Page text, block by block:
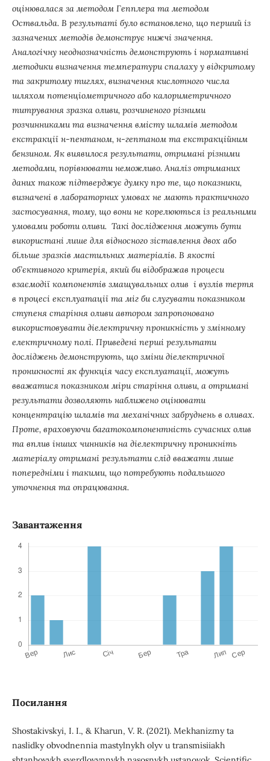
оцінювалася за методом Гепплера та методом
Оствальда. В результаті було встановлено, що перший із
зазначених методів демонструє нижчі значення.
Аналогічну неоднозначність демонструють і нормативні
методики визначення температури спалаху у відкритому
та закритому тиглях, визначення кислотного числа
шляхом потенціометричного або калориметричного
титрування зразка оливи, розчиненого різними
розчинниками та визначення вмісту шламів методом
екстракції н-пентаном, н-гептаном та екстракційним
бензином. Як виявилося результати, отримані різними
методами, порівнювати неможливо. Аналіз отриманих
даних також підтверджує думку про те, що показники,
визначені в лабораторних умовах не мають практичного
застосування, тому, що вони не корелюються із реальними
умовами роботи оливи. Такі дослідження можуть бути
використані лише для відносного зіставлення двох або
більше зразків мастильних матеріалів. В якості
об’єктивного критерія, який би відображав процеси
взаємодії компонентів змащувальних олив і вузлів тертя
в процесі експлуатації та міг би слугувати показником
ступеня старіння оливи автором запропоновано
використовувати діелектричну проникність у змінному
електричному полі. Приведені перші результати
досліджень демонструють, що зміни діелектричної
проникності як функція часу експлуатації, можуть
вважатися показником міри старіння оливи, а отримані
результати дозволяють наближено оцінювати
концентрацію шламів та механічних забруднень в оливах.
Проте, враховуючи багатокомпонентність сучасних олив
та вплив інших чинників на діелектричну проникніть
матеріалу отримані результати слід вважати лише
попередніми і такими, що потребують подальшого
уточнення та опрацювання.
Завантаження
Посилання
Shostakivskyi, I. I., & Kharun, V. R. (2021). Mekhanizmy ta
naslidky obvodnennia mastylnykh olyv u transmisiiakh